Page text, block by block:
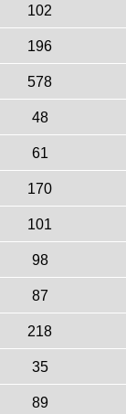
102
196
578
48
61
170
101
98
87
218
35
89